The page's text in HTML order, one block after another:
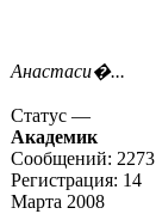
Анастаси�...
Статус —
Академик
Сообщений: 2273
Регистрация: 14
Марта 2008